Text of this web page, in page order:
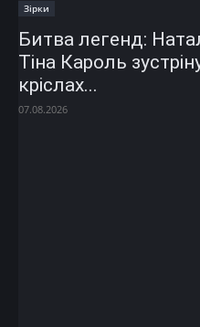
Зірки
Битва легенд:
Тіна Кароль
кріслах...
07.08.2026